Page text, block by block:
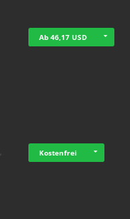
Ab 46,17 USD
Kostenfrei